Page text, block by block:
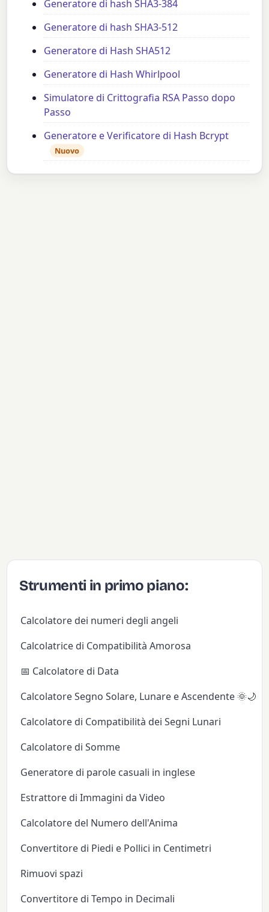
Generatore di hash SHA3-384
Generatore di hash SHA3-512
Generatore di Hash SHA512
Generatore di Hash Whirlpool
Simulatore di Crittografia RSA Passo dopo
Passo
Generatore e Verificatore di Hash Bcrypt
Nuovo
Strumenti in primo piano:
Calcolatore dei numeri degli angeli
Calcolatrice di Compatibilità Amorosa
📅 Calcolatore di Data
Calcolatore Segno Solare, Lunare e Ascendente 🌞🌙✨
Calcolatore di Compatibilità dei Segni Lunari
Calcolatore di Somme
Generatore di parole casuali in inglese
Estrattore di Immagini da Video
Calcolatore del Numero dell'Anima
Convertitore di Piedi e Pollici in Centimetri
Rimuovi spazi
Convertitore di Tempo in Decimali